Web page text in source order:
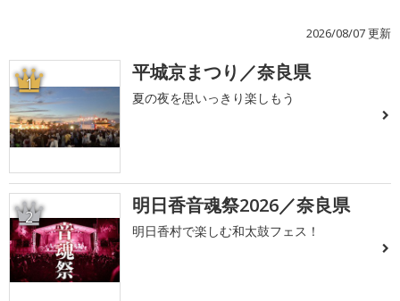
2026/08/07 更新
1 平城京まつり／奈良県
夏の夜を思いっきり楽しもう
2 明日香音魂祭2026／奈良県
明日香村で楽しむ和太鼓フェス！